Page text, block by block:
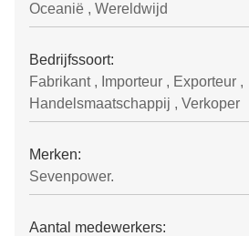
Oceanië , Wereldwijd
Bedrijfssoort:
Fabrikant , Importeur , Exporteur ,
Handelsmaatschappij , Verkoper
Merken:
Sevenpower.
Aantal medewerkers: